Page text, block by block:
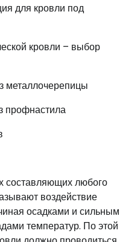
для кровли под
кровли – выбор
металлочерепицы
профнастила
любого
воздействие
осадками и сильным
температур. По этой